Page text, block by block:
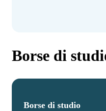
Borse di
Borse di studio